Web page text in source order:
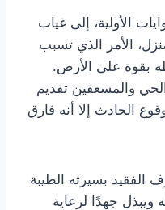
الأولية، إلى غياب
الأمر الذي تسبب
بقوة على الأرض.
والمسعفين تقديم
الحادث إلا أنه فارق
بسيرته الطيبة
ويبذل جهدًا لرعاية